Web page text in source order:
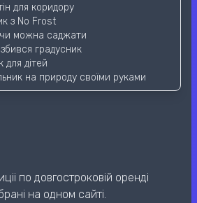
для коридору
з No Frost
чи можна саджати
градусник
для дітей
на природу своїми руками
по довгостроковій оренді
на одном сайті.